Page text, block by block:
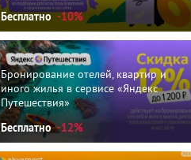
Бесплатно -10%
Бронирование отелей, квартир и
иного жилья в сервисе «Яндекс
Путешествия»
Бесплатно -12%